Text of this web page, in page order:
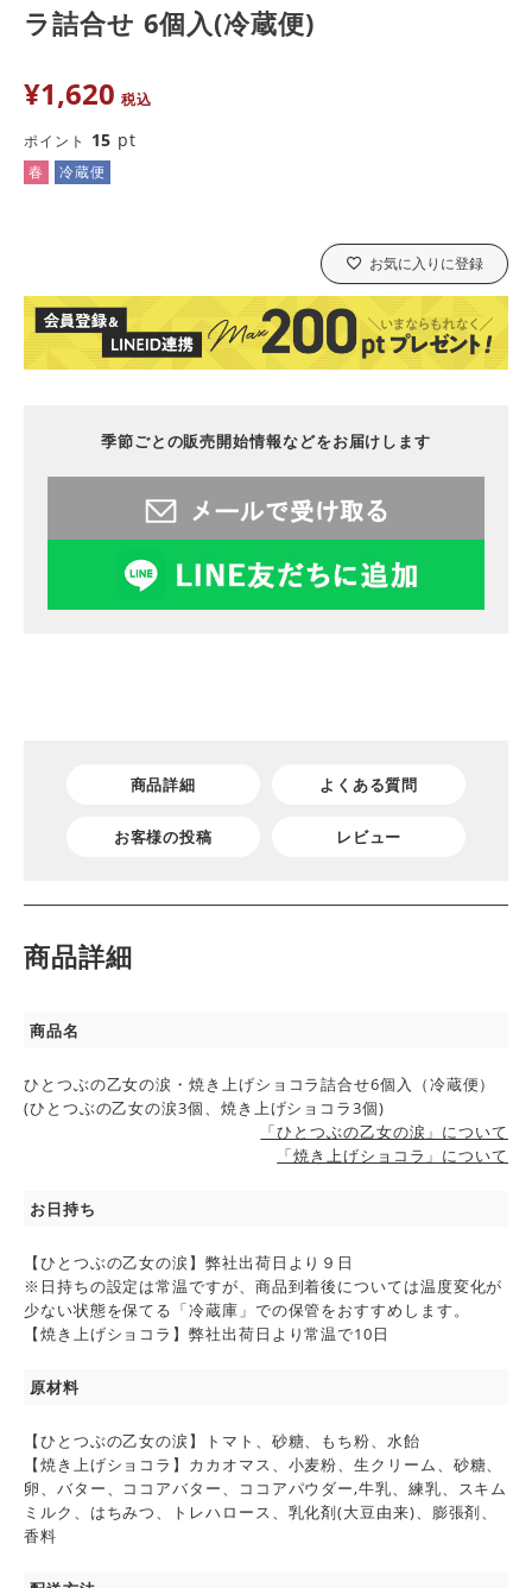
ラ詰合せ 6個入(冷蔵便)
¥1,620 税込
ポイント 15 pt
春 冷蔵便
お気に入りに登録
季節ごとの販売開始情報などをお届けします
商品詳細 よくある質問
お客様の投稿 レビュー
商品詳細
商品名
ひとつぶの乙女の涙・焼き上げショコラ詰合せ6個入（冷蔵便）
(ひとつぶの乙女の涙3個、焼き上げショコラ3個)
「ひとつぶの乙女の涙」について
「焼き上げショコラ」について
お日持ち
【ひとつぶの乙女の涙】弊社出荷日より９日
※日持ちの設定は常温ですが、商品到着後については温度変化が
少ない状態を保てる「冷蔵庫」での保管をおすすめします。
【焼き上げショコラ】弊社出荷日より常温で10日
原材料
【ひとつぶの乙女の涙】トマト、砂糖、もち粉、水飴
【焼き上げショコラ】カカオマス、小麦粉、生クリーム、砂糖、
卵、バター、ココアバター、ココアパウダー,牛乳、練乳、スキム
ミルク、はちみつ、トレハロース、乳化剤(大豆由来)、膨張剤、
香料